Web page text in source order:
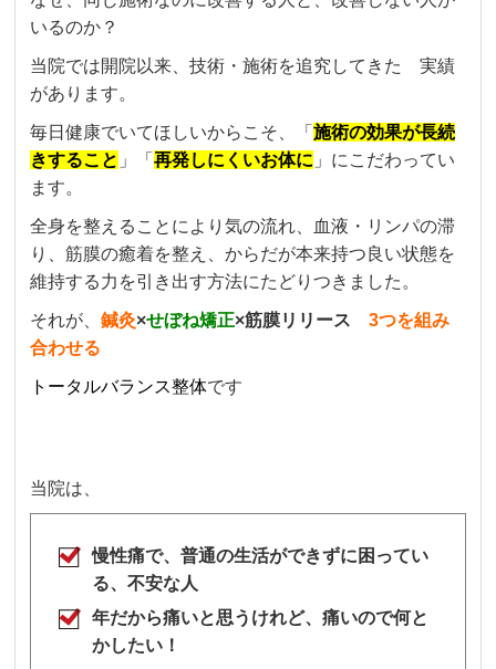
いるのか？
当院では開院以来、技術・施術を追究してきた 実績
があります。
毎日健康でいてほしいからこそ、「施術の効果が長続
きすること 」「再発しにくいお体に 」にこだわってい
ます。
全身を整えることにより気の流れ、血液・リンパの滞
り、筋膜の癒着を整え、からだが本来持つ良い状態を
維持する力を引き出す方法にたどりつきました。
それが、鍼灸×せぼね矯正×筋膜リリース3つを組み
合わせる
トータルバランス整体です
当院は、
慢性痛で、普通の生活ができずに困ってい
る、不安な人
年だから痛いと思うけれど、痛いので何と
かしたい！